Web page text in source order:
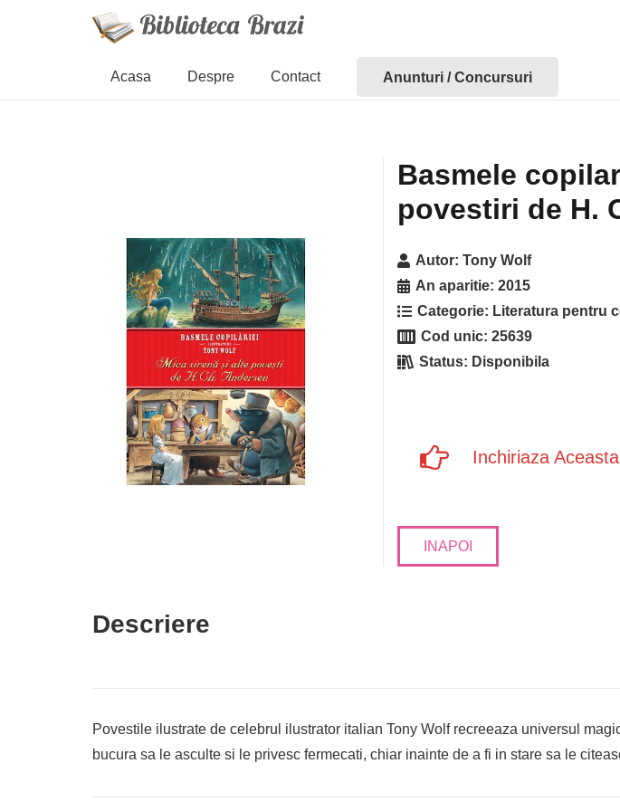
Acasa Despre Contact Anunturi / Concursuri
Basmele
povestiri de H.
Autor:Tony Wolf
An aparitie:2015
Categorie: Literatura pentru
Cod unic:25639
Status: Disponibila
Inchiriaza
INAPOI
Descriere
Povestile ilustrate de celebrul ilustrator italian Tony Wolf recreeaza universul
bucura sa le asculte si le privesc fermecati, chiar inainte de a fi in stare sa le